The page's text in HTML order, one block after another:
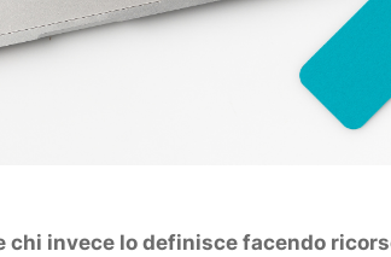
chi invece lo definisce facendo